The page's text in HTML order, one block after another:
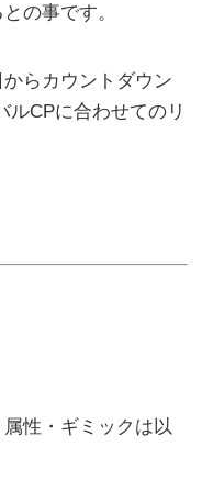
の事です。
らカウントダウン
ルCPに合わせてのリ
性・ギミックは以